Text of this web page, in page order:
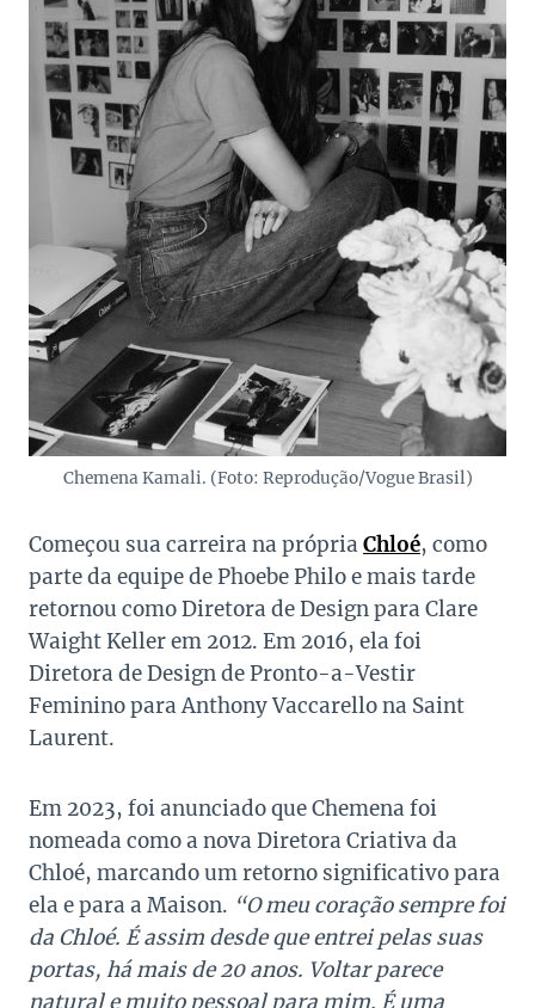
Chemena Kamali. (Foto: Reprodução/Vogue Brasil)
Começou sua carreira na própria Chloé, como
parte da equipe de Phoebe Philo e mais tarde
retornou como Diretora de Design para Clare
Waight Keller em 2012. Em 2016, ela foi
Diretora de Design de Pronto-a-Vestir
Feminino para Anthony Vaccarello na Saint
Laurent.
Em 2023, foi anunciado que Chemena foi
nomeada como a nova Diretora Criativa da
Chloé, marcando um retorno significativo para
ela e para a Maison. “O meu coração sempre foi
da Chloé. É assim desde que entrei pelas suas
portas, há mais de 20 anos. Voltar parece
natural e muito pessoal para mim. É uma